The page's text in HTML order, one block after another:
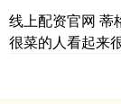
线上配资官网 蒂
很菜的人看起来